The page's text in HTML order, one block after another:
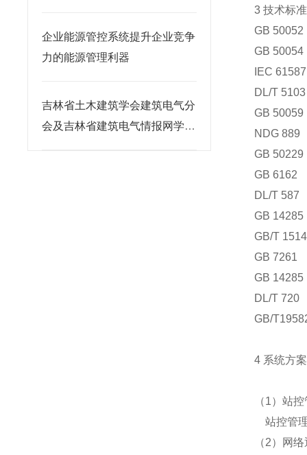
3 技术标准
GB
GB
IEC
DL/T
GB
NDG 889
GB
GB 6162
DL/T 587
GB
GB/T
GB 7261
GB
DL/T 720
GB/
4 系统方
（1）站
站控管
（2）网
企业能源管控系统提升企业竞争
力的能源管理利器
吉林省土木建筑学会建筑电气分
会及吉林省建筑电气情报网学术